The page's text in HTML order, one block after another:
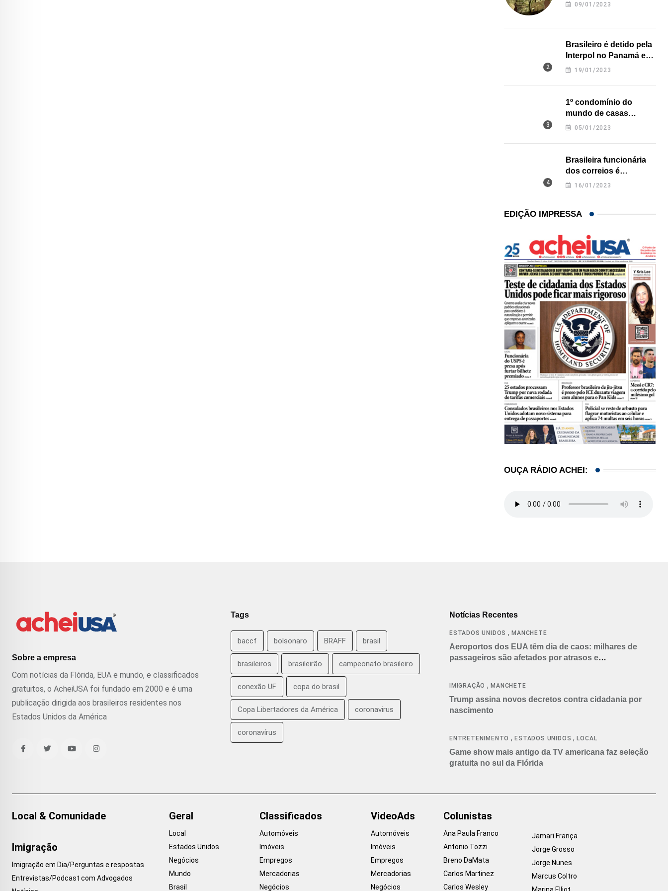
09/01/2023
Brasileiro é detido pela
Interpol no Panamá e
pode pegar prisão
19/01/2023
1º condomínio do
mundo de casas
impressas em 3D é
05/01/2023
Brasileira funcionária
dos correios é
assassinada a facadas
16/01/2023
EDIÇÃO IMPRESSA
OUÇA RÁDIO ACHEI:
Sobre a empresa
Com notícias da Flórida, EUA e mundo, e classificados
gratuitos, o AcheiUSA foi fundado em 2000 e é uma
publicação dirigida aos brasileiros residentes nos
Estados Unidos da América
Tags
baccf bolsonaro BRAFF brasil
brasileiros brasileirão campeonato brasileiro
conexão UF copa do brasil
Copa Libertadores da América coronavirus
coronavírus
Notícias Recentes
ESTADOS UNIDOS ,MANCHETE
Aeroportos dos EUA têm dia de caos: milhares de
passageiros são afetados por atrasos e
IMIGRAÇÃO ,MANCHETE
Trump assina novos decretos contra cidadania por
nascimento
ENTRETENIMENTO ,ESTADOS UNIDOS ,LOCAL
Game show mais antigo da TV americana faz seleção
gratuita no sul da Flórida
Local & Comunidade
Imigração
Imigração em Dia/Perguntas e respostas
Entrevistas/Podcast com Advogados
Geral
Local
Estados Unidos
Negócios
Mundo
Brasil
Classificados
Automóveis
Imóveis
Empregos
Mercadorias
Negócios
VideoAds
Automóveis
Imóveis
Empregos
Mercadorias
Negócios
Colunistas
Ana Paula Franco
Antonio Tozzi
Breno DaMata
Carlos Martinez
Carlos Wesley
Jamari França
Jorge Grosso
Jorge Nunes
Marcus Coltro